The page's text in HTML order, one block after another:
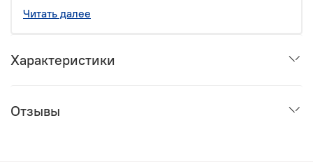
смешения бар 0,5 8 Максимально допустимая
9 Максимальная температура окружающей среды
°С
Читать далее
Характеристики
Отзывы